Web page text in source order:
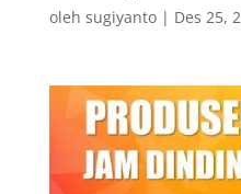
oleh sugiyanto| Des 25,